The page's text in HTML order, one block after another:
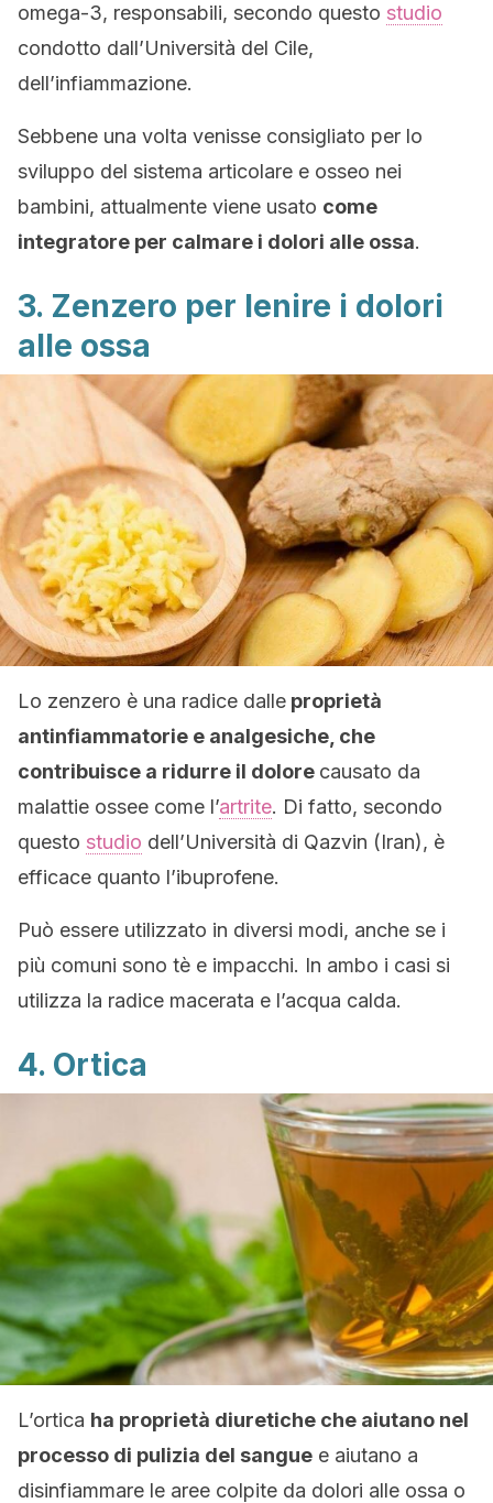
omega-3, responsabili, secondo questo studio
condotto dall’Università del Cile,
dell’infiammazione.
Sebbene una volta venisse consigliato per lo
sviluppo del sistema articolare e osseo nei
bambini, attualmente viene usato come
integratore per calmare i dolori alle ossa.
3. Zenzero per lenire i dolori
alle ossa
Lo zenzero è una radice dalle proprietà
antinfiammatorie e analgesiche, che
contribuisce a ridurre il dolore causato da
malattie ossee come l’artrite. Di fatto, secondo
questo studio dell’Università di Qazvin (Iran), è
efficace quanto l’ibuprofene.
Può essere utilizzato in diversi modi, anche se i
più comuni sono tè e impacchi. In ambo i casi si
utilizza la radice macerata e l’acqua calda.
4. Ortica
L’ortica ha proprietà diuretiche che aiutano nel
processo di pulizia del sangue e aiutano a
disinfiammare le aree colpite da dolori alle ossa o